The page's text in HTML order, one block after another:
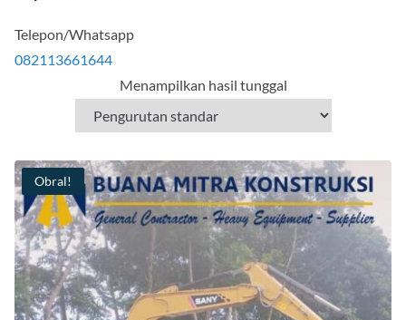
Telepon/Whatsapp
082113661644
Menampilkan hasil tunggal
Obral!